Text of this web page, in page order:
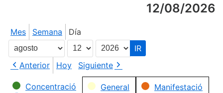
12/08/2026
Mes Semana Día
Mes
Día
Año
Anterior
Hoy
Siguiente
Categorías
Concentració General Manifestació